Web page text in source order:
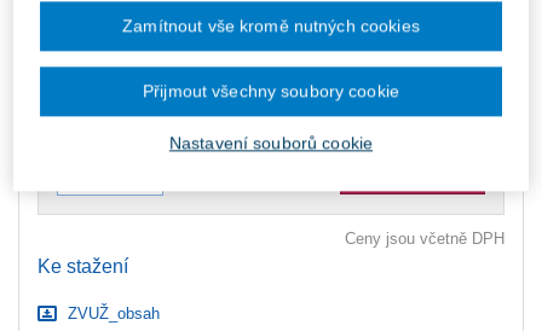
DMOC 3 255 Kč
Skladem- expedice do 2 pracovních dnů
Upozorňujeme, že v období od 1.8. do 21.8. z technických
důvodů nemůžeme vystavovat daňové doklady. Budou vám
Ceny jsou včetně DPH
Ke stažení
ZVUŽ_obsah
Nastavení souborů cookie
Zamítnout vše kromě nutných cookies
Přijmout všechny soubory cookie